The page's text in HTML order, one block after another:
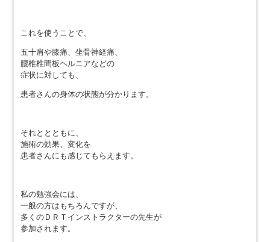
これを使うことで、
五十肩や膝痛、坐骨神経痛、
腰椎椎間板ヘルニアなどの
症状に対しても、
患者さんの身体の状態が分かります。
それととともに、
施術の効果、変化を
患者さんにも感じてもらえます。
私の勉強会には、
一般の方はもちろんですが、
多くのＤＲＴインストラクターの先生が
参加されます。